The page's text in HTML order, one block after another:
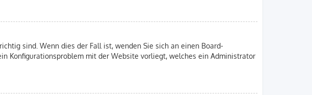
sind. Wenn dies der Fall ist, wenden Sie sich an einen Board-
Konfigurationsproblem mit der Website vorliegt, welches ein Administrator